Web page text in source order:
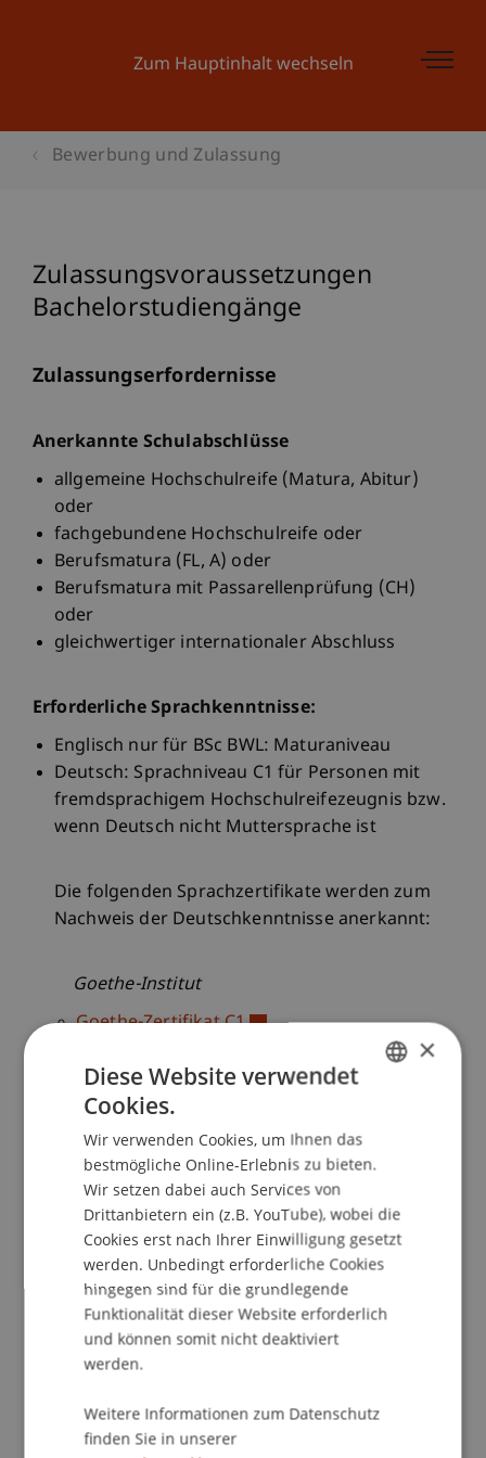
Zum Hauptinhalt wechseln
Bewerbung und Zulassung
Zulassungsvoraussetzungen
Bachelorstudiengänge
Zulassungserfordernisse
Anerkannte Schulabschlüsse
allgemeine Hochschulreife (Matura, Abitur)
oder
fachgebundene Hochschulreife oder
Berufsmatura (FL, A) oder
Berufsmatura mit Passarellenprüfung (CH)
oder
gleichwertiger internationaler Abschluss
Erforderliche Sprachkenntnisse:
Englisch nur für BSc BWL: Maturaniveau
Deutsch: Sprachniveau C1 für Personen mit
fremdsprachigem Hochschulreifezeugnis bzw.
wenn Deutsch nicht Muttersprache ist
Die folgenden Sprachzertifikate werden zum
Nachweis der Deutschkenntnisse anerkannt:
Goethe-Institut
Goethe-Zertifikat C1
Kleines Deutsches Sprachdiplom (KDS)
Grosses Deutsches Sprachdiplom (GDS)
Kultusministerkonferenz KMK
Deutsches Sprachdiplom - Stufe II
Zertifizierte Schulen und
Bildungseinrichtungen Deutschland
Deutsche Sprachprüfung für den
Hochschulzugang (DSH)
Test Deutsch als Fremdsprache (Test DaF;
TDN 4 und mindestens TDN 3 in allen
Prüfungsteilen)
×
Diese Website verwendet
Cookies.
Wir verwenden Cookies, um Ihnen das
bestmögliche Online-Erlebnis zu bieten.
Wir setzen dabei auch Services von
Drittanbietern ein (z.B. YouTube), wobei die
Cookies erst nach Ihrer Einwilligung gesetzt
werden. Unbedingt erforderliche Cookies
hingegen sind für die grundlegende
Funktionalität dieser Website erforderlich
und können somit nicht deaktiviert
werden.
Weitere Informationen zum Datenschutz
finden Sie in unserer